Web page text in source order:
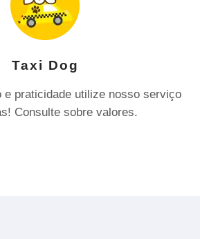
Taxi Dog
e praticidade utilize nosso serviço
Consulte sobre valores.